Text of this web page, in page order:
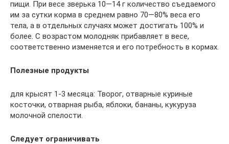
пищи. При весе зверька 10—14 г количество съедаемого
им за сутки корма в среднем равно 70—80% веса его
тела, а в отдельных случаях может достигать 100% и
более. С возрастом молодняк прибавляет в весе,
соответственно изменяется и его потребность в кормах.
Полезные продукты
для крысят 1-3 месяца: Творог, отварные куриные
косточки, отварная рыба, яблоки, бананы, кукуруза
молочной спелости.
Следует ограничивать